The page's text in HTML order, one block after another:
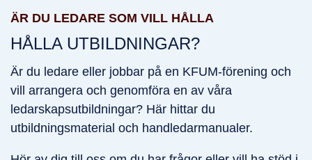
Är du ledare som vill hålla
ÄR DU LEDARE SOM VILL HÅLLA
HÅLLA UTBILDNINGAR?
Är du ledare eller jobbar på en KFUM-förening och
vill arrangera och genomföra en av våra
ledarskapsutbildningar? Här hittar du
utbildningsmaterial och handledarmanualer.